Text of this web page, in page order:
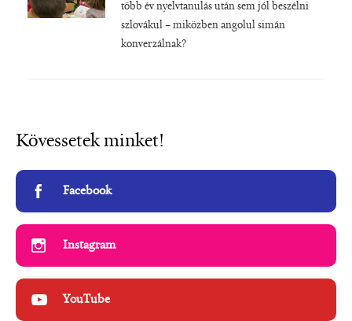
több év nyelvtanulás után sem jól beszélni
szlovákul – miközben angolul simán
konverzálnak?
Kövessetek minket!
Facebook
Instagram
YouTube